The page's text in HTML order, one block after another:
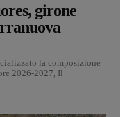
girone
la composizione
2026-2027, Il